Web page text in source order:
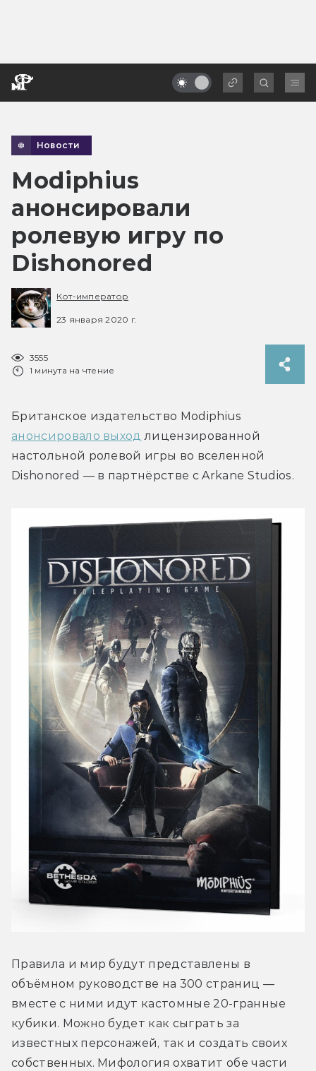
Новости
Modiphius
анонсировали
ролевую игру по
Dishonored
Кот-император
23 января 2020 г.
3555
1 минута на чтение
анонсировало выход лицензированной
настольной ролевой игры во вселенной
Dishonored — в партнёрстве с Arkane Studios.
Правила и мир будут представлены в
объёмном руководстве на 300 страниц —
вместе с ними идут кастомные 20-гранные
кубики. Можно будет как сыграть за
известных персонажей, так и создать своих
собственных. Мифология охватит обе части